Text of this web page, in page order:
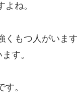
ね。
もつ人がいま
す。
。